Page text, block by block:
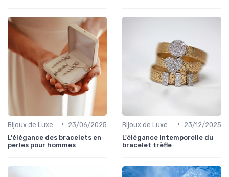
•
23/06/2025
L'élégance des bracelets en
perles pour hommes
•
23/12/2025
L'élégance intemporelle du
bracelet trèfle